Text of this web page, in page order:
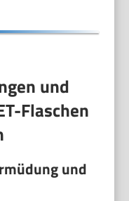
und
Flaschen
und